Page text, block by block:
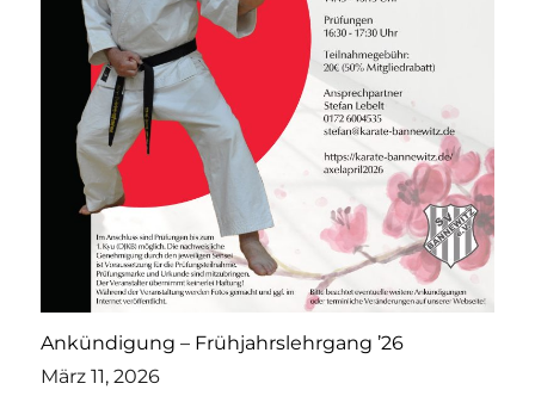
Ankündigung – Frühjahrslehrgang ’26
März 11, 2026